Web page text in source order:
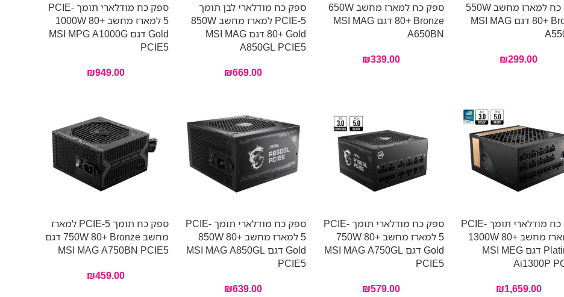
ספק כח למארז מחשב 550W
80+ Bronze דגם MSI MAG
₪299.00
ספק כח למארז מחשב 650W
80+ Bronze דגם MSI MAG
A650BN
₪339.00
ספק כח מודלארי לבן תומך
PCIE-5 למארז מחשב 850W
80+ Gold דגם MSI MAG
A850GL PCIE5
₪669.00
ספק כח מודלארי תומך PCIE-
5 למארז מחשב 1000W 80+
Gold דגם MSI MPG A1000G
PCIE5
₪949.00
ספק כח מודלארי תומך PCIE-
5 למארז מחשב 1300W 80+
Platinum דגם MSI MEG
Ai1300P
₪1,659.00
ספק כח מודלארי תומך PCIE-
5 למארז מחשב 750W 80+
Gold דגם MSI MAG A750GL
PCIE5
₪579.00
ספק כח מודלארי תומך PCIE-
5 למארז מחשב 850W 80+
Gold דגם MSI MAG A850GL
PCIE5
₪639.00
ספק כח תומך PCIE-5 למארז
מחשב 750W 80+ Bronze דגם
MSI MAG A750BN PCIE5
₪459.00